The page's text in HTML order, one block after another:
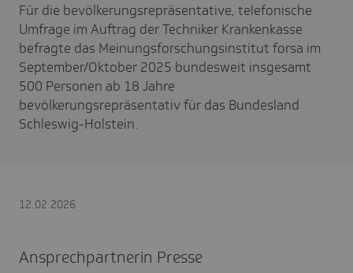
Für die bevölkerungsrepräsentative, telefonische
Umfrage im Auftrag der Techniker Krankenkasse
befragte das Meinungsforschungsinstitut forsa im
September/Oktober 2025 bundesweit insgesamt
500 Personen ab 18 Jahre
bevölkerungsrepräsentativ für das Bundesland
Schleswig-Holstein.
12.02.2026
Ansprechpartnerin Presse